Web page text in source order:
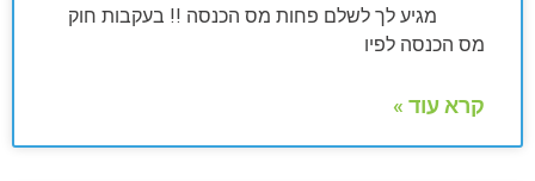
מגיע לך לשלם פחות מס הכנסה !! בעקבות חוק
מס הכנסה לפיו
קרא עוד »